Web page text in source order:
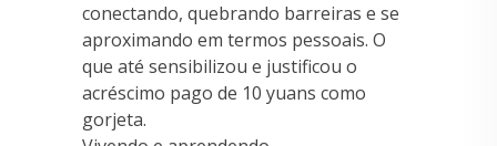
conectando, quebrando barreiras e se
aproximando em termos pessoais. O
que até sensibilizou e justificou o
acréscimo pago de 10 yuans como
gorjeta.